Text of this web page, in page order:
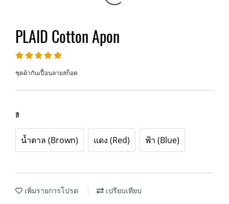
PLAID Cotton Apon
ชุดผ้ากันเปื้อนลายสก็อต
สี
น้ำตาล (Brown) แดง (Red) ฟ้า (Blue)
เพิ่มรายการโปรด เปรียบเทียบ